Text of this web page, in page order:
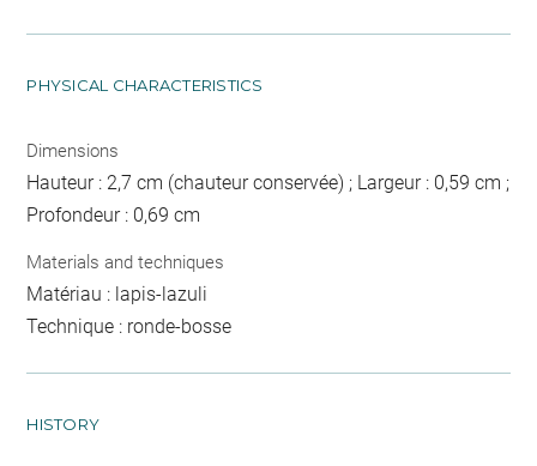
PHYSICAL CHARACTERISTICS
Dimensions
Hauteur : 2,7 cm (chauteur conservée) ; Largeur : 0,59 cm ;
Profondeur : 0,69 cm
Materials and techniques
Matériau : lapis-lazuli
Technique : ronde-bosse
HISTORY